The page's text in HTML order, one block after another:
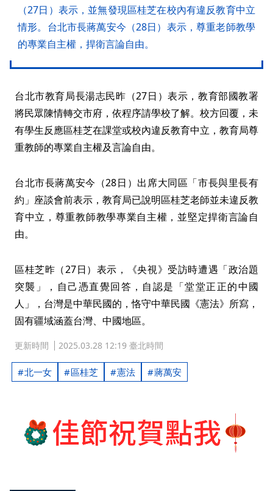
（27日）表示，並無發現區桂芝在校內有違反教育中立
情形。台北市長蔣萬安今（28日）表示，尊重老師教學
的專業自主權，捍衛言論自由。
台北市教育局長湯志民昨（27日）表示，教育部國教署
將民眾陳情轉交市府，依程序請學校了解。校方回覆，未
有學生反應區桂芝在課堂或校內違反教育中立，教育局尊
重教師的專業自主權及言論自由。
台北市長蔣萬安今（28日）出席大同區「市長與里長有
約」座談會前表示，教育局已說明區桂芝老師並未違反教
育中立，尊重教師教學專業自主權，並堅定捍衛言論自
由。
區桂芝昨（27日）表示，《央視》受訪時遭遇「政治題
突襲」，自己憑直覺回答，自認是「堂堂正正的中國
人」，台灣是中華民國的，恪守中華民國《憲法》所寫，
固有疆域涵蓋台灣、中國地區。
更新時間 2025.03.28 12:19 臺北時間
北一女 區桂芝 憲法 蔣萬安